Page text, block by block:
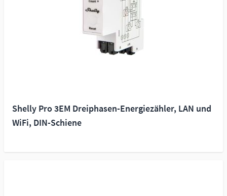
Shelly Pro 3EM Dreiphasen-Energiezähler, LAN und
WiFi, DIN-Schiene